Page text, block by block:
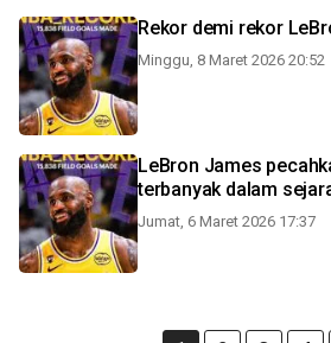
Rekor demi rekor
Minggu, 8 Maret 2026 20:52
LeBron James
terbanyak dalam
Jumat, 6 Maret 2026 17:37